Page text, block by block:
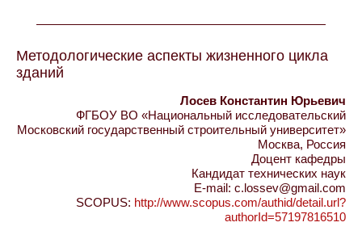
Методологические аспекты жизненного цикла
зданий
Лосев Константин Юрьевич
ФГБОУ ВО «Национальный исследовательский
Московский государственный строительный университет»
Москва, Россия
Доцент кафедры
Кандидат технических наук
E-mail: c.lossev@gmail.com
SCOPUS: http://www.scopus.com/authid/detail.url?
authorId=57197816510